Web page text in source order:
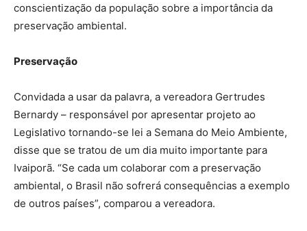
conscientização da população sobre a importância da
preservação ambiental.
Preservação
Convidada a usar da palavra, a vereadora Gertrudes
Bernardy – responsável por apresentar projeto ao
Legislativo tornando-se lei a Semana do Meio Ambiente,
disse que se tratou de um dia muito importante para
Ivaiporã. “Se cada um colaborar com a preservação
ambiental, o Brasil não sofrerá consequências a exemplo
de outros países”, comparou a vereadora.